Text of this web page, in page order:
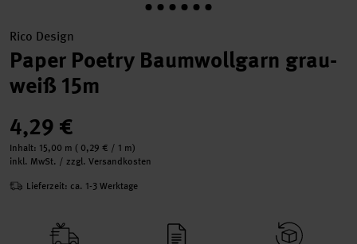
Rico Design
Paper Poetry Baumwollgarn grau-
weiß 15m
4,29 €
Inhalt: 15,00 m ( 0,29 € / 1 m)
inkl. MwSt. / zzgl. Versandkosten
Lieferzeit: ca. 1-3 Werktage